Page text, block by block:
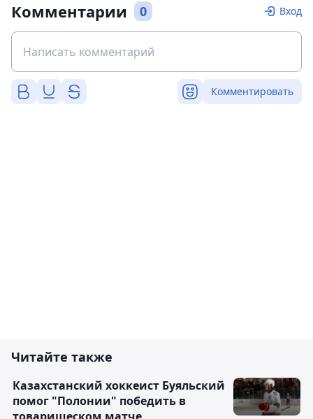
Комментарии 0 Вход
Комментировать
Читайте также
Казахстанский хоккеист Буяльский
помог "Полонии" победить в